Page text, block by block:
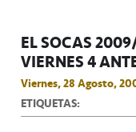
EL SOCAS
VIERNES 4
Viernes, 28 Agosto,
ETIQUETAS: